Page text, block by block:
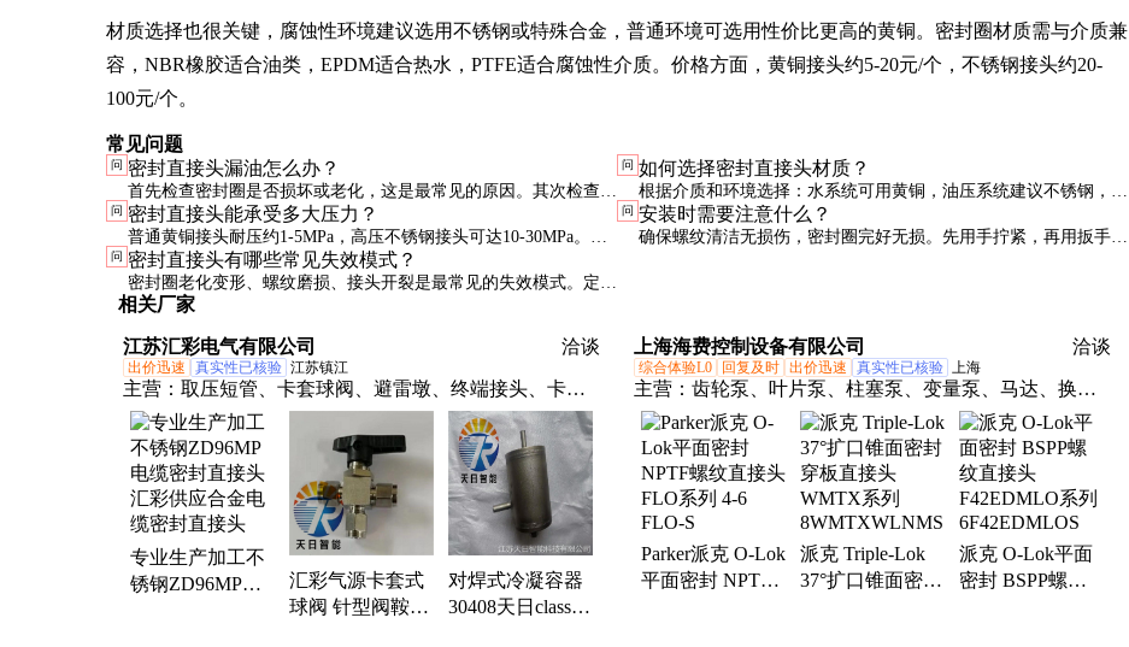
材质选择也很关键，腐蚀性环境建议选用不锈钢或特殊合金，普通环境可选用性价比更高的黄铜。密封圈材质需与介质兼
容，NBR橡胶适合油类，EPDM适合热水，PTFE适合腐蚀性介质。价格方面，黄铜接头约5-20元/个，不锈钢接头约20-
100元/个。
常见问题
问 密封直接头漏油怎么办？
首先检查密封圈是否损坏或老化，这是最常见的原因。其次检查螺
纹是否损伤或未拧紧。如问题依旧，建议更换更高质量的接头。
问 如何选择密封直接头材质？
根据介质和环境选择：水系统可用黄铜，油压系统建议不锈钢，腐
蚀环境需用特殊合金或塑料。密封圈材质也要与介质兼容。
问 密封直接头能承受多大压力？
普通黄铜接头耐压约1-5MPa，高压不锈钢接头可达10-30MPa。具
体数值需查看产品说明书，切勿超压使用。
问 安装时需要注意什么？
确保螺纹清洁无损伤，密封圈完好无损。先用手拧紧，再用扳手拧
问 密封直接头有哪些常见失效模式？
密封圈老化变形、螺纹磨损、接头开裂是最常见的失效模式。定期
检查和及时更换可预防大部分问题。
相关厂家
江苏汇彩电气有限公司 洽谈
出价迅速 真实性已核验 江苏镇江
主营： 取压短管、卡套球阀、避雷墩、终端接头、卡套
接头、防雷墩支架、PVC防雷支架、TPO避雷墩支座、
三防灯、母线槽、彩钢桥架、等电位联接箱、防爆灯、
玻璃钢复合桥架、小品灯、三阀组、升降灯具、取样短
管、护线套管、气源分配器、航空障碍灯、太阳能杀虫
灯、网络网格桥架、模压模锻阀门、冷凝容器
专业生产加工不
锈钢ZD96MP电
汇彩气源卡套式
球阀 针型阀鞍山
对焊式冷凝容器
30408天日class
上海海费控制设备有限公司 洽谈
综合体验L0 回复及时 出价迅速 真实性已核验 上海
主营： 齿轮泵、叶片泵、柱塞泵、变量泵、马达、换向
阀、比例阀、液压阀、防爆电磁阀、软管、过滤器
Parker派克 O-Lok
平面密封 NPTF
派克 Triple-Lok
37°扩口锥面密封
派克 O-Lok平面
密封 BSPP螺纹